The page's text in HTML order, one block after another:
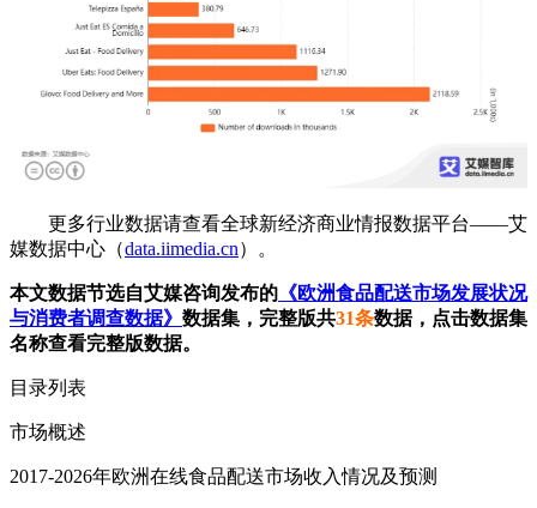
更多行业数据请查看全球新经济商业情报数据平台——艾
媒数据中心（data.iimedia.cn）。
本文数据节选自艾媒咨询发布的 《欧洲食品配送市场发展状况
与消费者调查数据》 数据集，完整版共31条数据，点击数据集
名称查看完整版数据。
目录列表
市场概述
2017-2026年欧洲在线食品配送市场收入情况及预测